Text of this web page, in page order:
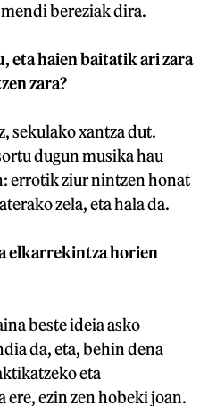
bereziak dira.
eta haien baitatik ari zara
zara?
sekulako xantza dut.
dugun musika hau
errotik ziur nintzen honat
zela, eta hala da.
elkarrekintza horien
beste ideia asko
da, eta, behin dena
eta
ezin zen hobeki joan.